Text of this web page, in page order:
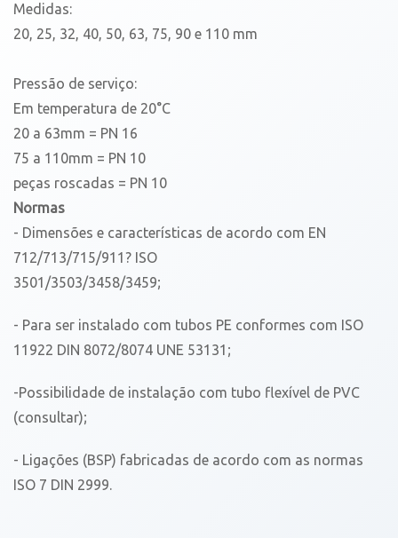
Medidas:
20, 25, 32, 40, 50, 63, 75, 90 e 110 mm
Pressão de serviço:
Em temperatura de 20°C
20 a 63mm = PN 16
75 a 110mm = PN 10
peças roscadas = PN 10
Normas
- Dimensões e características de acordo com EN
712/713/715/911? ISO
3501/3503/3458/3459;
- Para ser instalado com tubos PE conformes com ISO
11922 DIN 8072/8074 UNE 53131;
-Possibilidade de instalação com tubo flexível de PVC
(consultar);
- Ligações (BSP) fabricadas de acordo com as normas
ISO 7 DIN 2999.